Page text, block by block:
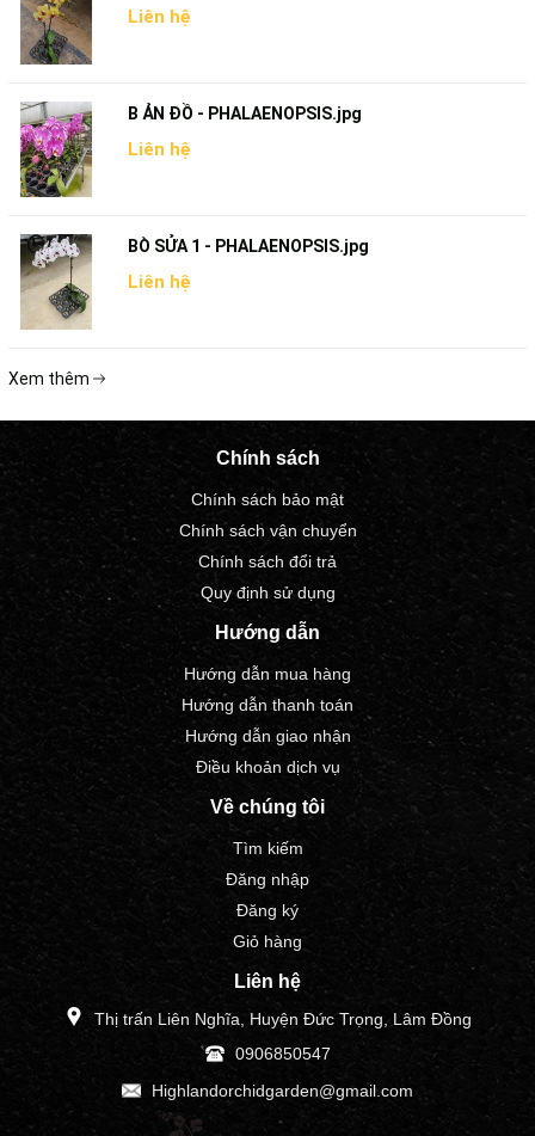
Liên hệ
B ẢN ĐỒ - PHALAENOPSIS.jpg
Liên hệ
BÒ SỬA 1 - PHALAENOPSIS.jpg
Liên hệ
Xem thêm
Chính sách
Chính sách bảo mật
Chính sách vận chuyển
Chính sách đổi trả
Quy định sử dụng
Hướng dẫn
Hướng dẫn mua hàng
Hướng dẫn thanh toán
Hướng dẫn giao nhận
Điều khoản dịch vụ
Về chúng tôi
Tìm kiếm
Đăng nhập
Đăng ký
Giỏ hàng
Liên hệ
Thị trấn Liên Nghĩa, Huyện Đức Trọng, Lâm Đồng
0906850547
Highlandorchidgarden@gmail.com